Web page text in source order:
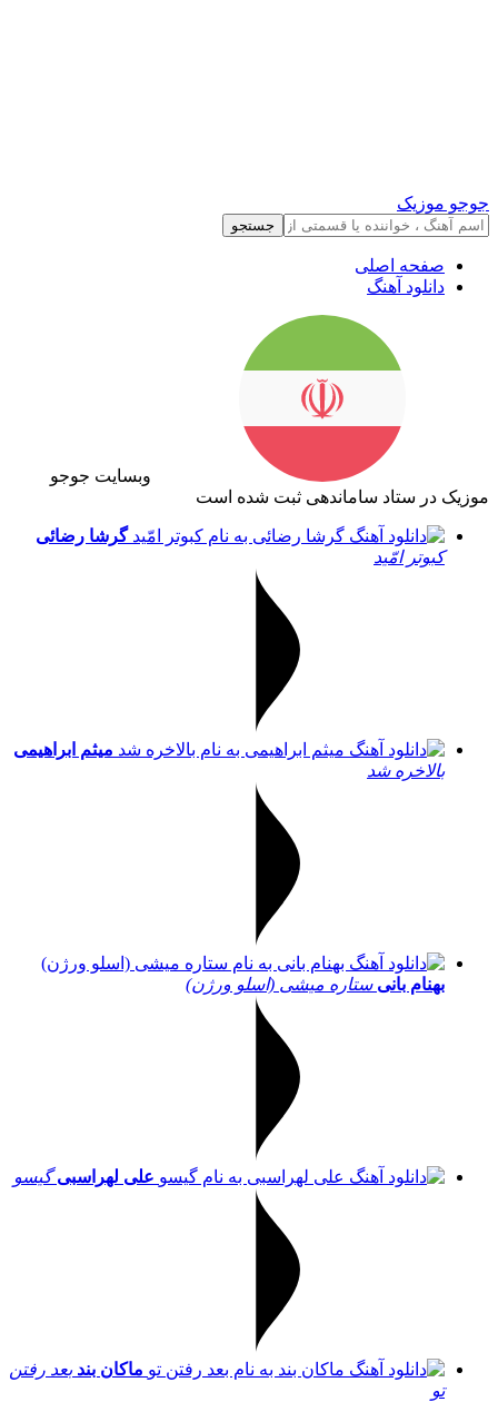
جوجو موزیک
جستجو
صفحه اصلی
دانلود آهنگ
وبسایت جوجو
موزیک در ستاد ساماندهی ثبت شده است
گرشا رضائی
کبوتر امّید
میثم ابراهیمی
بالاخره شد
بهنام بانی ستاره میشی (اسلو ورژن)
علی لهراسبی گیسو
ماکان بند بعد رفتن
تو